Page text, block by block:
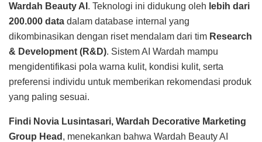
Wardah Beauty AI . Teknologi ini didukung oleh lebih dari
200.000 data dalam database internal yang
dikombinasikan dengan riset mendalam dari tim Research
& Development (R&D). Sistem AI Wardah mampu
mengidentifikasi pola warna kulit, kondisi kulit, serta
preferensi individu untuk memberikan rekomendasi produk
yang paling sesuai.
Findi Novia Lusintasari, Wardah Decorative Marketing
Group Head , menekankan bahwa Wardah Beauty AI